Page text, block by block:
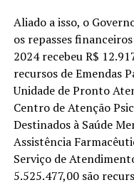
Aliado a isso, o
os repasses
2024 recebeu R$
recursos de Emendas
Unidade de Pronto
Centro de Atenção
Destinados à Saúde
Assistência
Serviço de
5.525.477,00 são